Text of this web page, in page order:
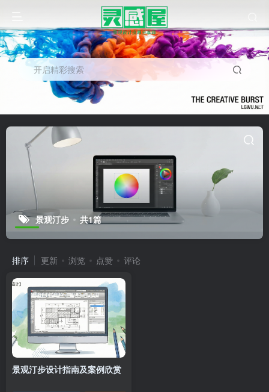
开启精彩搜索
景观汀步 共1篇
排序 更新 浏览 点赞 评论
景观汀步设计指南及案例欣赏